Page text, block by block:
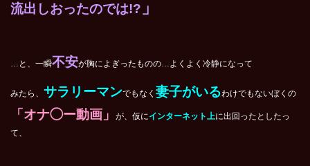
流出しおったのでは!? 」
…と、一瞬不安が胸によぎったものの…よくよく冷静になって
みたら、 サラリーマンでもなく 妻子がいるわけでもないぼくの
「オナ◯ー動画」 が、仮にインターネット上に出回ったとしたっ
て、